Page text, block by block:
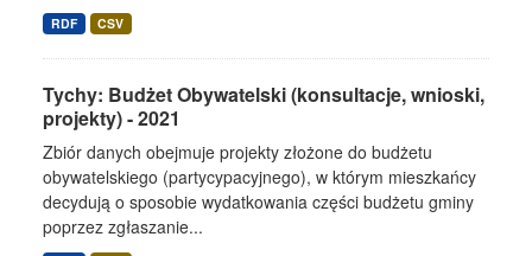
RDF CSV
Tychy: Budżet Obywatelski (konsultacje, wnioski,
projekty) - 2021
Zbiór danych obejmuje projekty złożone do budżetu
obywatelskiego (partycypacyjnego), w którym mieszkańcy
decydują o sposobie wydatkowania części budżetu gminy
poprzez zgłaszanie...